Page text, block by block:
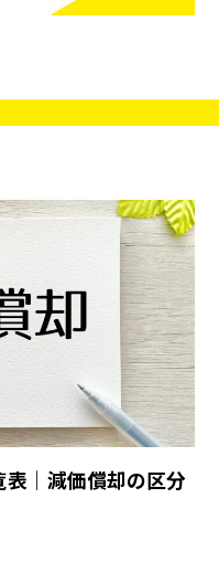
｜減価償却の区分